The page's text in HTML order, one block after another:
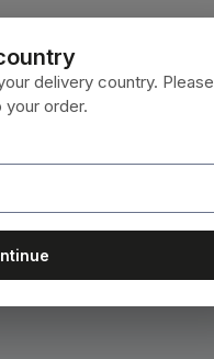
delivery country. Please
order.